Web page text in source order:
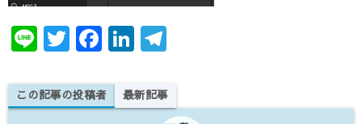
Li
n
e
T
w
it
te
F
a
c
e
Li
n
k
e
e
gr
この記事の投稿者 最新記事